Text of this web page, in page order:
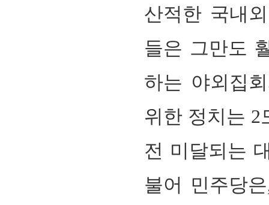
산적한 국내
들은 그만도
하는 야외집
위한 정치는 2
전 미달되는
불어 민주당